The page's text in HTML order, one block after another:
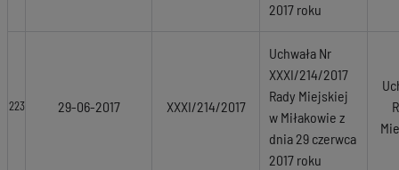
2017 roku
223 29-06-2017 XXXI/214/2017
Uchwała Nr
XXXI/214/2017
Rady Miejskiej
w Miłakowie z
dnia 29 czerwca
2017 roku